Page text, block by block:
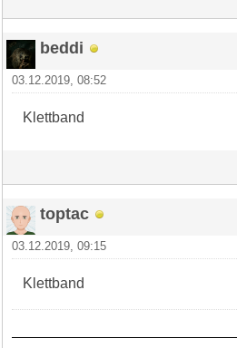
beddi
03.12.2019, 08:52
Klettband
toptac
03.12.2019, 09:15
Klettband